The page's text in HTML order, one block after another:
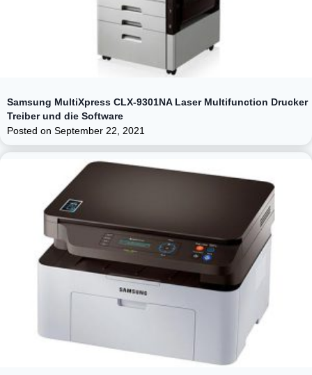
Samsung MultiXpress CLX-9301NA Laser Multifunction Drucker
Treiber und die Software
Posted on September 22, 2021